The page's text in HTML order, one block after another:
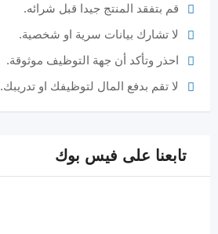
قم بتفقد المنتج جيدا قبل شرائه.
لا تشارك بيانات سرية او شخصية.
احذر وتأكد أن جهة التوظيف موثوقة.
لا تقم بدفع المال لتوظيفك او تدريبك.
تابعنا على فيس بوك